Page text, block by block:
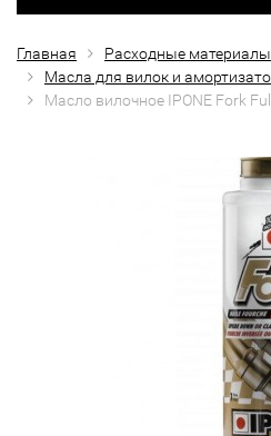
Главная
Расходные материалы
Масла для вилок и
Масло вилочное IPONE Fork